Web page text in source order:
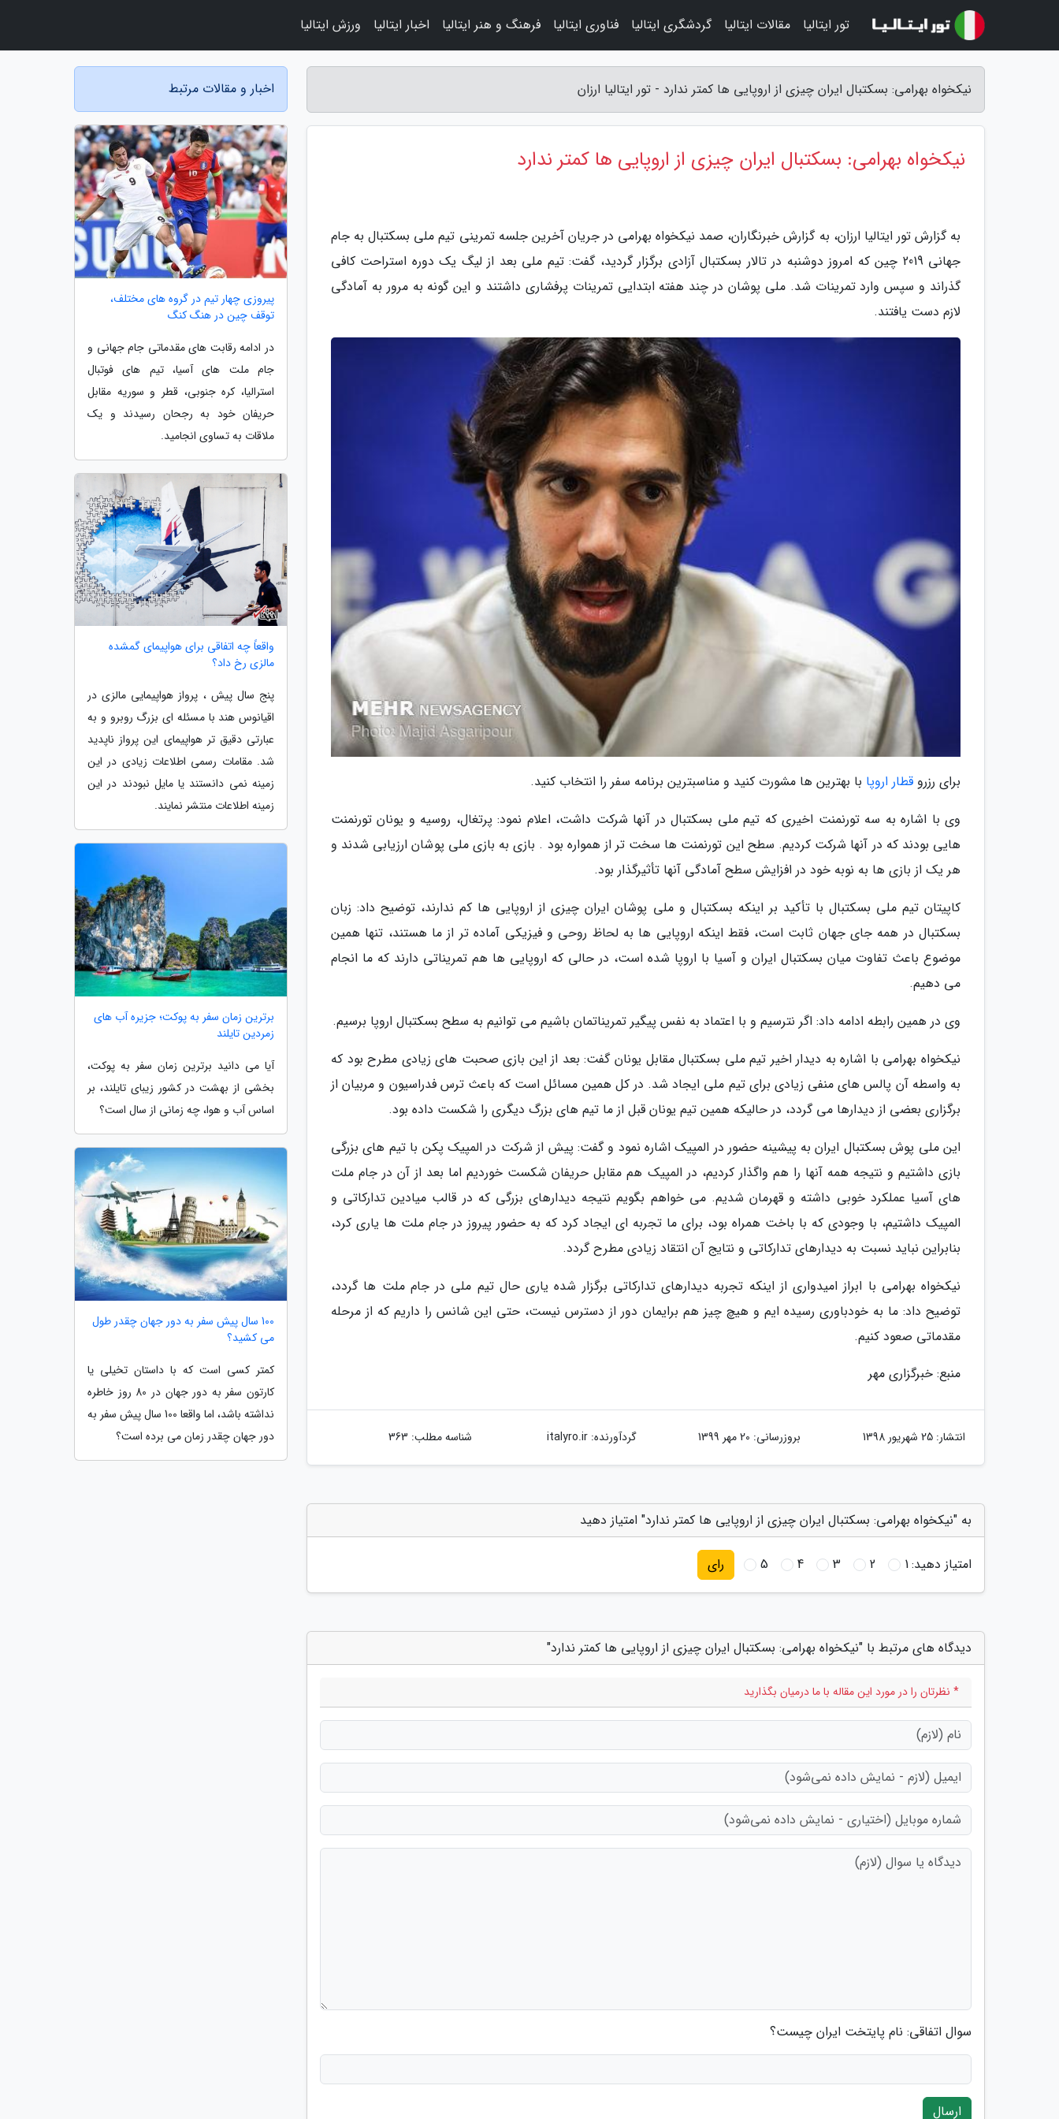
نیکخواه بهرامی: بسکتبال ایران چیزی از اروپایی ها کمتر ندارد - تور ایتالیا ارزان
نیکخواه بهرامی: بسکتبال ایران چیزی از اروپایی ها کمتر ندارد
به گزارش تور ایتالیا ارزان، به گزارش خبرنگاران، صمد نیکخواه بهرامی در جریان آخرین جلسه تمرینی تیم ملی بسکتبال به جام
جهانی 2019 چین که امروز دوشنبه در تالار بسکتبال آزادی برگزار گردید، گفت: تیم ملی بعد از لیگ یک دوره استراحت کافی
گذراند و سپس وارد تمرینات شد. ملی پوشان در چند هفته ابتدایی تمرینات پرفشاری داشتند و این گونه به مرور به آمادگی
لازم دست یافتند.
برای رزرو قطار اروپا با بهترین ها مشورت کنید و مناسبترین برنامه سفر را انتخاب کنید.
وی با اشاره به سه تورنمنت اخیری که تیم ملی بسکتبال در آنها شرکت داشت، اعلام نمود: پرتغال، روسیه و یونان تورنمنت
هایی بودند که در آنها شرکت کردیم. سطح این تورنمنت ها سخت تر از همواره بود . بازی به بازی ملی پوشان ارزیابی شدند و
هر یک از بازی ها به نوبه خود در افزایش سطح آمادگی آنها تأثیرگذار بود.
کاپیتان تیم ملی بسکتبال با تأکید بر اینکه بسکتبال و ملی پوشان ایران چیزی از اروپایی ها کم ندارند، توضیح داد: زبان
بسکتبال در همه جای جهان ثابت است، فقط اینکه اروپایی ها به لحاظ روحی و فیزیکی آماده تر از ما هستند، تنها همین
موضوع باعث تفاوت میان بسکتبال ایران و آسیا با اروپا شده است، در حالی که اروپایی ها هم تمریناتی دارند که ما انجام
می دهیم.
وی در همین رابطه ادامه داد: اگر نترسیم و با اعتماد به نفس پیگیر تمریناتمان باشیم می توانیم به سطح بسکتبال اروپا برسیم.
نیکخواه بهرامی با اشاره به دیدار اخیر تیم ملی بسکتبال مقابل یونان گفت: بعد از این بازی صحبت های زیادی مطرح بود که
به واسطه آن پالس های منفی زیادی برای تیم ملی ایجاد شد. در کل همین مسائل است که باعث ترس فدراسیون و مربیان از
برگزاری بعضی از دیدارها می گردد، در حالیکه همین تیم یونان قبل از ما تیم های بزرگ دیگری را شکست داده بود.
این ملی پوش بسکتبال ایران به پیشینه حضور در المپیک اشاره نمود و گفت: پیش از شرکت در المپیک پکن با تیم های بزرگی
بازی داشتیم و نتیجه همه آنها را هم واگذار کردیم، در المپیک هم مقابل حریفان شکست خوردیم اما بعد از آن در جام ملت
های آسیا عملکرد خوبی داشته و قهرمان شدیم. می خواهم بگویم نتیجه دیدارهای بزرگی که در قالب میادین تدارکاتی و
المپیک داشتیم، با وجودی که با باخت همراه بود، برای ما تجربه ای ایجاد کرد که به حضور پیروز در جام ملت ها یاری کرد،
بنابراین نباید نسبت به دیدارهای تدارکاتی و نتایج آن انتقاد زیادی مطرح گردد.
نیکخواه بهرامی با ابراز امیدواری از اینکه تجربه دیدارهای تدارکاتی برگزار شده یاری حال تیم ملی در جام ملت ها گردد،
توضیح داد: ما به خودباوری رسیده ایم و هیچ چیز هم برایمان دور از دسترس نیست، حتی این شانس را داریم که از مرحله
مقدماتی صعود کنیم.
منبع: خبرگزاری مهر
انتشار: 25 شهریور 1398 بروزرسانی: 20 مهر 1399 گردآورنده:italyro.ir شناسه مطلب: 363
به "نیکخواه بهرامی: بسکتبال ایران چیزی از اروپایی ها کمتر ندارد" امتیاز دهید
امتیاز دهید:1
2
3
4
5 رای
دیدگاه های مرتبط با "نیکخواه بهرامی: بسکتبال ایران چیزی از اروپایی ها کمتر ندارد"
* نظرتان را در مورد این مقاله با ما درمیان بگذارید
سوال اتفاقی: نام پایتخت ایران چیست؟
ارسال
اخبار و مقالات مرتبط
پیروزی چهار تیم در گروه های مختلف،
توقف چین در هنگ کنگ
در ادامه رقابت های مقدماتی جام جهانی و
جام ملت های آسیا، تیم های فوتبال
استرالیا، کره جنوبی، قطر و سوریه مقابل
حریفان خود به رجحان رسیدند و یک
ملاقات به تساوی انجامید.
واقعاً چه اتفاقی برای هواپیمای گمشده
مالزی رخ داد؟
پنج سال پیش ، پرواز هواپیمایی مالزی در
اقیانوس هند با مسئله ای بزرگ روبرو و به
عبارتی دقیق تر هواپیمای این پرواز ناپدید
شد. مقامات رسمی اطلاعات زیادی در این
زمینه نمی دانستند یا مایل نبودند در این
زمینه اطلاعات منتشر نمایند.
برترین زمان سفر به پوکت؛ جزیره آب های
زمردین تایلند
آیا می دانید برترین زمان سفر به پوکت،
بخشی از بهشت در کشور زیبای تایلند، بر
اساس آب و هوا، چه زمانی از سال است؟
100 سال پیش سفر به دور جهان چقدر طول
می کشید؟
کمتر کسی است که با داستان تخیلی یا
کارتون سفر به دور جهان در 80 روز خاطره
نداشته باشد، اما واقعا 100 سال پیش سفر به
دور جهان چقدر زمان می برده است؟
تور ایتالیا مقالات ایتالیا گردشگری ایتالیا فناوری ایتالیا فرهنگ و هنر ایتالیا اخبار ایتالیا ورزش ایتالیا